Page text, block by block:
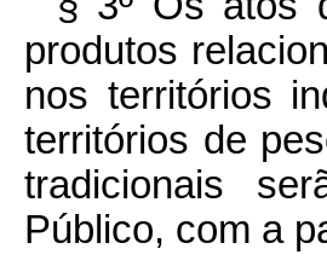
produtos
nos territórios
territórios de
tradicionais
Público, com a